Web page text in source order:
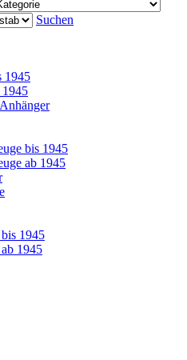
Suchen
1945
1945
bis 1945
ab 1945
1945
1945